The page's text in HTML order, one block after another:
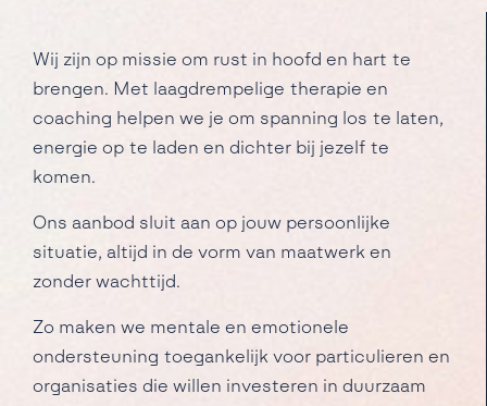
Wij zijn op missie om rust in hoofd en hart te
brengen. Met laagdrempelige therapie en
coaching helpen we je om spanning los te laten,
energie op te laden en dichter bij jezelf te
komen.
Ons aanbod sluit aan op jouw persoonlijke
situatie, altijd in de vorm van maatwerk en
zonder wachttijd.
Zo maken we mentale en emotionele
ondersteuning toegankelijk voor particulieren en
organisaties die willen investeren in duurzaam